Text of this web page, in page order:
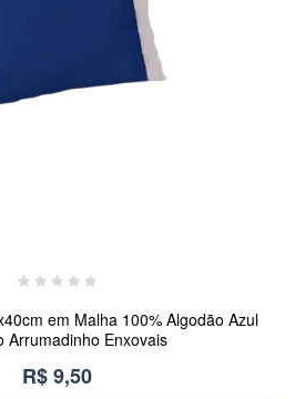
em Malha 100% Algodão Azul
Arrumadinho Enxovais
R$ 9,50